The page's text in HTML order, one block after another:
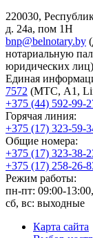
220030,
д. 24а, пом 1Н
bnp@belnotary.by
нотариальную
юридических лиц)
Единая
7572 (МТС, A1,
+375 (44) 592-99-
Горячая линия:
+375 (17) 323-59-
Общие номера:
+375 (17) 323-38-
+375 (17) 258-26-
Режим работы:
пн-пт: 09:00-
сб, вс: выходные
Карта сайта